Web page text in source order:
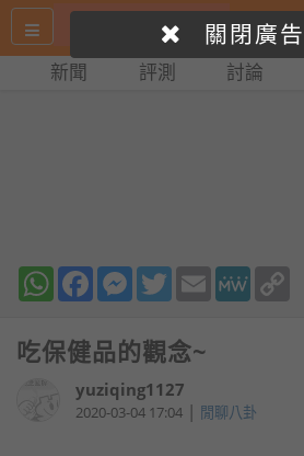
新聞 評測 討論
WhatsAppFacebookMessenger
TwitterEmail MeWe
吃保健品的觀念~
yuziqing1127
2020-03-04 17:04 | 閒聊八卦
關閉廣告